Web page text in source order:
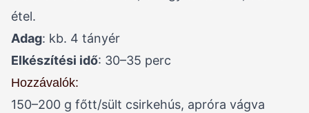
étel.
Adag: kb. 4 tányér
Elkészítési idő: 30–35 perc
Hozzávalók:
150–200 g főtt/sült csirkehús, apróra vágva